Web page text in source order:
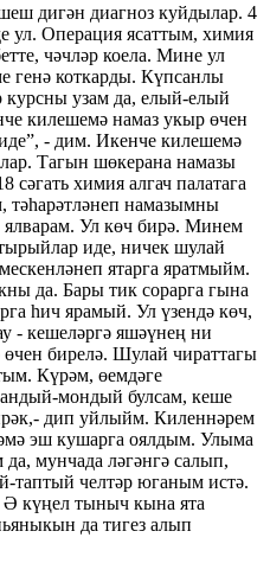
дигән диагноз куйдылар. 4
ул. Операция ясаттым, химия
чәчләр коела. Мине ул
генә коткарды. Күпсанлы
курсны узам да, елый-елый
килешемә намаз укыр өчен
- дим. Икенче килешемә
Тагын шөкерана намазы
сәгать химия алгач палатага
тәһарәтләнеп намазымны
Ул көч бирә. Минем
иде, ничек шулай
ятарга яратмыйм.
да. Бары тик сорарга гына
һич ярамый. Ул үзендә көч,
- кешеләргә яшәүнең ни
өчен бирелә. Шулай чираттагы
Күрәм, өемдәге
мондый булсам, кеше
дип уйлыйм. Киленнәрем
эш кушарга оялдым. Улыма
мунчада ләгәнгә салып,
таптый челтәр юганым истә.
Ә күңел тыныч кына ята
да тигез алып